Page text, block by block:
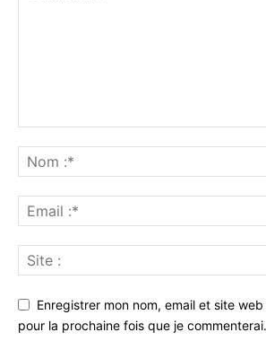
Enregistrer mon nom, email et site
pour la prochaine fois que je commenterai.